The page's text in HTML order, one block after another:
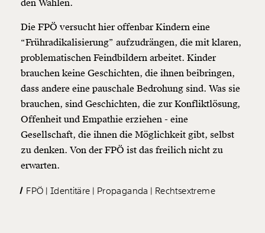
den Wahlen.
Die FPÖ versucht hier offenbar Kindern eine
“Frühradikalisierung” aufzudrängen, die mit klaren,
problematischen Feindbildern arbeitet. Kinder
brauchen keine Geschichten, die ihnen beibringen,
dass andere eine pauschale Bedrohung sind. Was sie
brauchen, sind Geschichten, die zur Konfliktlösung,
Offenheit und Empathie erziehen - eine
Gesellschaft, die ihnen die Möglichkeit gibt, selbst
zu denken. Von der FPÖ ist das freilich nicht zu
erwarten.
FPÖ Identitäre Propaganda Rechtsextreme